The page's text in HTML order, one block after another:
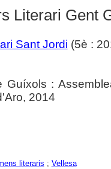
Literari Gent
Sant Jordi (5è :
Guíxols :
2014
literaris ; Vellesa